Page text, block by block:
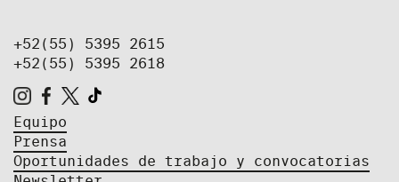
+52(55) 5395 2615
+52(55) 5395 2618
Equipo
Prensa
Oportunidades de trabajo y convocatorias